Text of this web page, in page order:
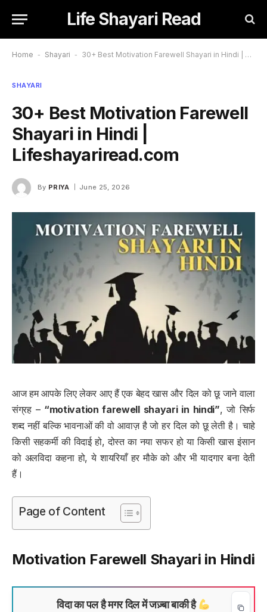
Life Shayari Read
Home - Shayari - 30+ Best Motivation Farewell Shayari in Hindi | Lifeshayariread.com
SHAYARI
30+ Best Motivation Farewell
Shayari in Hindi |
Lifeshayariread.com
By PRIYA June 25, 2026
आज हम आपके लिए लेकर आए हैं एक बेहद खास और दिल को छू जाने वाला
संग्रह – “motivation farewell shayari in hindi”, जो सिर्फ
शब्द नहीं बल्कि भावनाओं की वो आवाज़ है जो हर दिल को छू लेती है। चाहे
किसी सहकर्मी की विदाई हो, दोस्त का नया सफर हो या किसी खास इंसान
को अलविदा कहना हो, ये शायरियाँ हर मौके को और भी यादगार बना देती
हैं।
Page of Content
Motivation Farewell Shayari in Hindi
विदा का पल है मगर दिल में जज़्बा बाकी है